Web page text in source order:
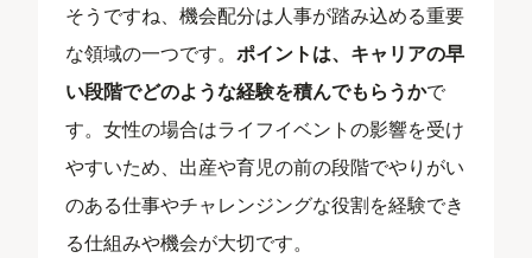
そうですね、機会配分は人事が踏み込める重要
な領域の一つです。ポイントは、キャリアの早
い段階でどのような経験を積んでもらうかで
す。女性の場合はライフイベントの影響を受け
やすいため、出産や育児の前の段階でやりがい
のある仕事やチャレンジングな役割を経験でき
る仕組みや機会が大切です。